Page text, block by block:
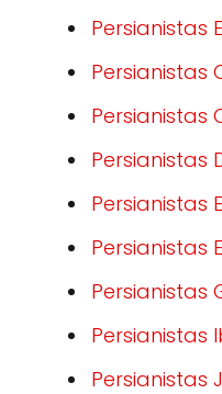
Persianistas
Persianistas
Persianistas
Persianistas
Persianistas
Persianistas
Persianistas
Persianistas
Persianistas